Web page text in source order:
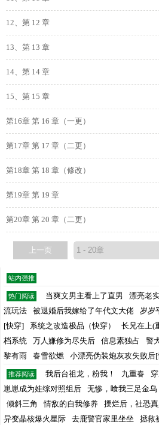
12、第 12 章
13、第 13 章
14、第 14 章
15、第 15 章
第16章 第 16 章（一更）
第17章 第 17 章（二更）
第18章 第 18 章（修改）
第19章 第 19 章
第20章 第 20 章（二更）
上一页
站内强推
热门阅读 当爽文男主看上了直男 漂亮老
流玩法
被退婚后我嫁给了年代文大佬 岁岁
[快穿]
系统之改造极品（快穿） 长兄在上(
档系统
万人嫌修为尽失后 信息素独占 警
黎有雨
春雪欲燃 小漂亮伪装炮灰攻失败后[
推荐阅读 我后台祖龙，粉我！ 九重春
崽崽成为娃综对照组后
无惨，喰我三足金乌
倾斜三角
情敌的自我修养 摆烂后，社恐
异变晶核爆火星际
去鹿警官家里坐坐 拯救